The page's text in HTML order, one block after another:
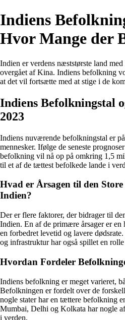
Indiens
Hvor Mange der
Indien er verdens næststørste land
overgået af Kina. Indiens befolkning
at det vil fortsætte med at stige i de
Indiens Befolkningstal
2023
Indiens nuværende befolkningstal er
mennesker. Ifølge de seneste
befolkning vil nå op på omkring 1,5
til et af de tættest befolkede lande i
Hvad er Årsagen til den
Indien?
Der er flere faktorer, der bidrager til
Indien. En af de primære årsager er en
en forbedret levetid og lavere
og infrastruktur har også spillet en
Hvordan Fordeler
Indiens befolkning er meget varieret,
Befolkningen er fordelt over de
nogle stater har en tættere befolkning
Mumbai, Delhi og Kolkata har nogle
i verden.